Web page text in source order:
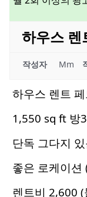
하우스 렌
작성자 Mm
하우스 렌트
1,550 sq ft 방
단독 그다지
좋은 로케이션
렌트비 2,600